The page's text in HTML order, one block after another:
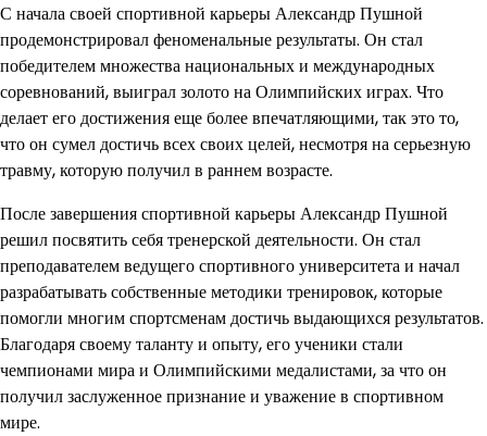
С начала своей спортивной карьеры Александр Пушной
продемонстрировал феноменальные результаты. Он стал
победителем множества национальных и международных
соревнований, выиграл золото на Олимпийских играх. Что
делает его достижения еще более впечатляющими, так это то,
что он сумел достичь всех своих целей, несмотря на серьезную
травму, которую получил в раннем возрасте.
После завершения спортивной карьеры Александр Пушной
решил посвятить себя тренерской деятельности. Он стал
преподавателем ведущего спортивного университета и начал
разрабатывать собственные методики тренировок, которые
помогли многим спортсменам достичь выдающихся результатов.
Благодаря своему таланту и опыту, его ученики стали
чемпионами мира и Олимпийскими медалистами, за что он
получил заслуженное признание и уважение в спортивном
мире.